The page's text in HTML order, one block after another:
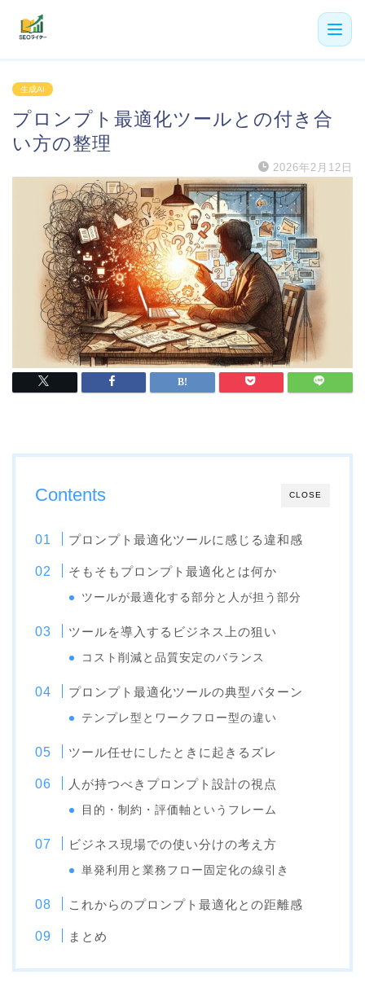
機能
利用者の声
よくある質問
導入事例
お役立ち記事
生成AI
プロンプト最適化ツールとの付き合
い方の整理
2026年2月12日
CLOSE
Contents
プロンプト最適化ツールに感じる違和感
そもそもプロンプト最適化とは何か
ツールが最適化する部分と人が担う部分
ツールを導入するビジネス上の狙い
コスト削減と品質安定のバランス
プロンプト最適化ツールの典型パターン
テンプレ型とワークフロー型の違い
ツール任せにしたときに起きるズレ
人が持つべきプロンプト設計の視点
目的・制約・評価軸というフレーム
ビジネス現場での使い分けの考え方
単発利用と業務フロー固定化の線引き
これからのプロンプト最適化との距離感
まとめ